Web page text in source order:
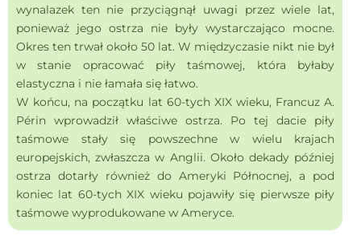
wynalazek ten nie przyciągnął uwagi przez wiele lat,
ponieważ jego ostrza nie były wystarczająco mocne.
Okres ten trwał około 50 lat. W międzyczasie nikt nie był
w stanie opracować piły taśmowej, która byłaby
elastyczna i nie łamała się łatwo.
W końcu, na początku lat 60-tych XIX wieku, Francuz A.
Périn wprowadził właściwe ostrza. Po tej dacie piły
taśmowe stały się powszechne w wielu krajach
europejskich, zwłaszcza w Anglii. Około dekady później
ostrza dotarły również do Ameryki Północnej, a pod
koniec lat 60-tych XIX wieku pojawiły się pierwsze piły
taśmowe wyprodukowane w Ameryce.